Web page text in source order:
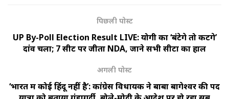
पिछली पोस्ट
UP By-Poll Election Result LIVE: योगी का ‘बंटेगे तो कटेंगे’
दांव चला; 7 सीटें पर जीता NDA, जाने सभी सीटों का हाल
अगली पोस्ट
‘भारत में कोई हिंदू नहीं है’: कांग्रेस विधायक ने बाबा बागेश्वर की पद